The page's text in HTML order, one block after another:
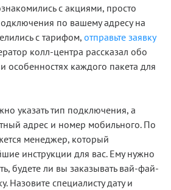
с акциями, просто
по вашему адресу на
с тарифом, отправьте заявку
колл-центра рассказал обо
особенностях каждого пакета для
указать тип подключения, а
адрес и номер мобильного. По
менеджер, который
инструкции для вас. Ему нужно
будете ли вы заказывать вай-фай-
Назовите специалисту дату и